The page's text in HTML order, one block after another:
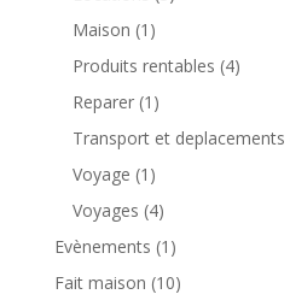
Maison (1)
Produits rentables (4)
Reparer(1)
Transport et deplacements
Voyage (1)
Voyages (4)
Evènements (1)
Fait maison (10)